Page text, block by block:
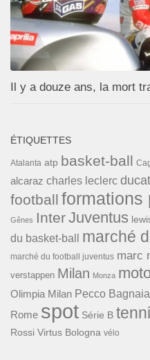
Il y a douze ans, la mort
ÉTIQUETTES
Atalanta atp basket-ball
alcaraz charles leclerc
football formations
Gênes InterJuventus
du basket-ball
marché
marché du football juventus marc
verstappen Milan Monza
Olimpia Milan Pecco Bagnaia
Rome spot Série B
Rossi Virtus Bologna vélo